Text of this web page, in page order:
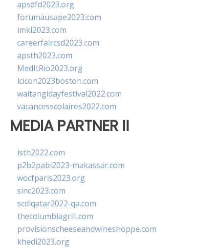
apsdfd2023.org
forumausape2023.com
imkl2023.com
careerfaircsd2023.com
apsth2023.com
MedItRio2023.org
lcicon2023boston.com
waitangidayfestival2022.com
vacancesscolaires2022.com
MEDIA PARTNER II
isth2022.com
p2b2pabi2023-makassar.com
wocfparis2023.org
sinc2023.com
scdlqatar2022-qa.com
thecolumbiagrill.com
provisionscheeseandwineshoppe.com
khedi2023.org